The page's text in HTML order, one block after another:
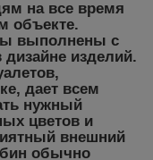
на все время
объекте.
выполнены с
дизайне изделий.
дает всем
нужный
цветов и
внешний
обычно